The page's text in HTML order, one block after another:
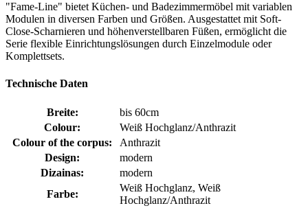
"Fame-Line" bietet Küchen- und Badezimmermöbel mit variablen
Modulen in diversen Farben und Größen. Ausgestattet mit Soft-
Close-Scharnieren und höhenverstellbaren Füßen, ermöglicht die
Serie flexible Einrichtungslösungen durch Einzelmodule oder
Komplettsets.
Technische Daten
Breite:
bis 60cm
Colour:
Weiß Hochglanz/Anthrazit
Colour of the corpus:
Anthrazit
Design:
modern
Dizainas:
modern
Farbe:
Weiß Hochglanz, Weiß
Hochglanz/Anthrazit